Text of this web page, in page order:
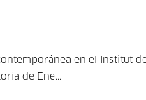
en el Institut
de Ene...